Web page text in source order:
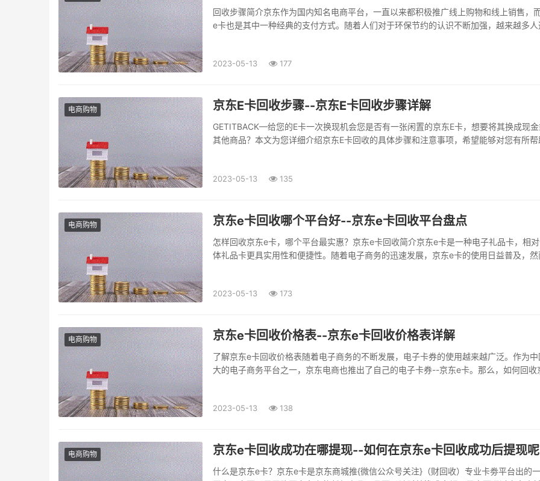
回收步骤简介京东作为国内知名电商平台，一直以来都积极推广线上购物和线上销售，
e卡也是其中一种经典的支付方式。随着人们对于环保节约的认识不断加强，越来越多人
首先，用户需要进入京东e卡回收页面，在该页面提交自己...
2023-05-13 177
电商购物 京东E卡回收步骤--京东E卡回收步骤详解
GETITBACK—给您的E卡一次换现机会您是否有一张闲置的京东E卡，想要将其换成现
其他商品？本文为您详细介绍京东E卡回收的具体步骤和注意事项，希望能够对您有所帮
2023-05-13 135
电商购物 京东e卡回收哪个平台好--京东e卡回收平台盘点
怎样回收京东e卡，哪个平台最实惠？京东e卡回收简介京东e卡是一种电子礼品卡，相
体礼品卡更具实用性和便捷性。随着电子商务的迅速发展，京东e卡的使用日益普及，然
的话题。京东e卡回收流程一般来说，京东e卡回收的流程如下：登录京东；...
2023-05-13 173
电商购物 京东e卡回收价格表--京东e卡回收价格表详解
了解京东e卡回收价格表随着电子商务的不断发展，电子卡券的使用越来越广泛。作为中
大的电子商务平台之一，京东电商也推出了自己的电子卡券--京东e卡。那么，如何回收
2023-05-13 138
电商购物 京东e卡回收成功在哪提现--如何在京东e卡回收成功后提现呢
什么是京东e卡？京东e卡是京东商城推{微信公众号关注}（财回收）专业卡劵平台出的